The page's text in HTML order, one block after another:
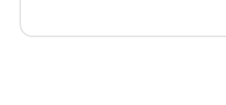
misfornøyd med! Vi